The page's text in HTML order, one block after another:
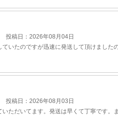
投稿日：2026年08月04日
いたのですが迅速に発送して頂けました
投稿日：2026年08月03日
いただいてます。発送は早くて丁寧です。